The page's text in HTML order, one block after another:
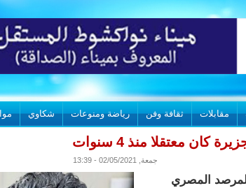
مقابلات ثقافة وفن رياضة ومنوعات شكاوي
كان معتقلا منذ 4 سنوات
جمعة, 02/05/2021 - 13:39
المصري